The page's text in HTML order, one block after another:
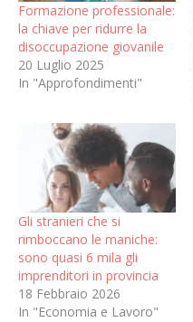
Formazione professionale:
la chiave per ridurre la
disoccupazione giovanile
20 Luglio 2025
In "Approfondimenti"
Gli stranieri che si
rimboccano le maniche:
sono quasi 6 mila gli
imprenditori in provincia
18 Febbraio 2026
In "Economia e Lavoro"